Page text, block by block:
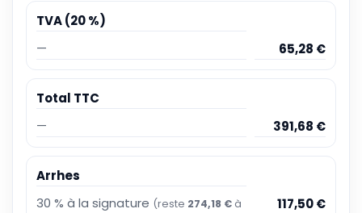
TVA (20 %)
—
65,28 €
Total TTC
—
391,68 €
Arrhes
30 % à la signature (reste 274,18 € à
117,50 €